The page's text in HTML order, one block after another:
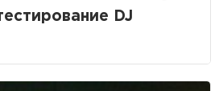
DJ